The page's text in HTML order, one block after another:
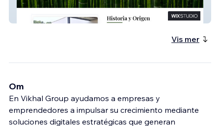
Vis mer
Om
En Vikhal Group ayudamos a empresas y
emprendedores a impulsar su crecimiento mediante
soluciones digitales estratégicas que generan